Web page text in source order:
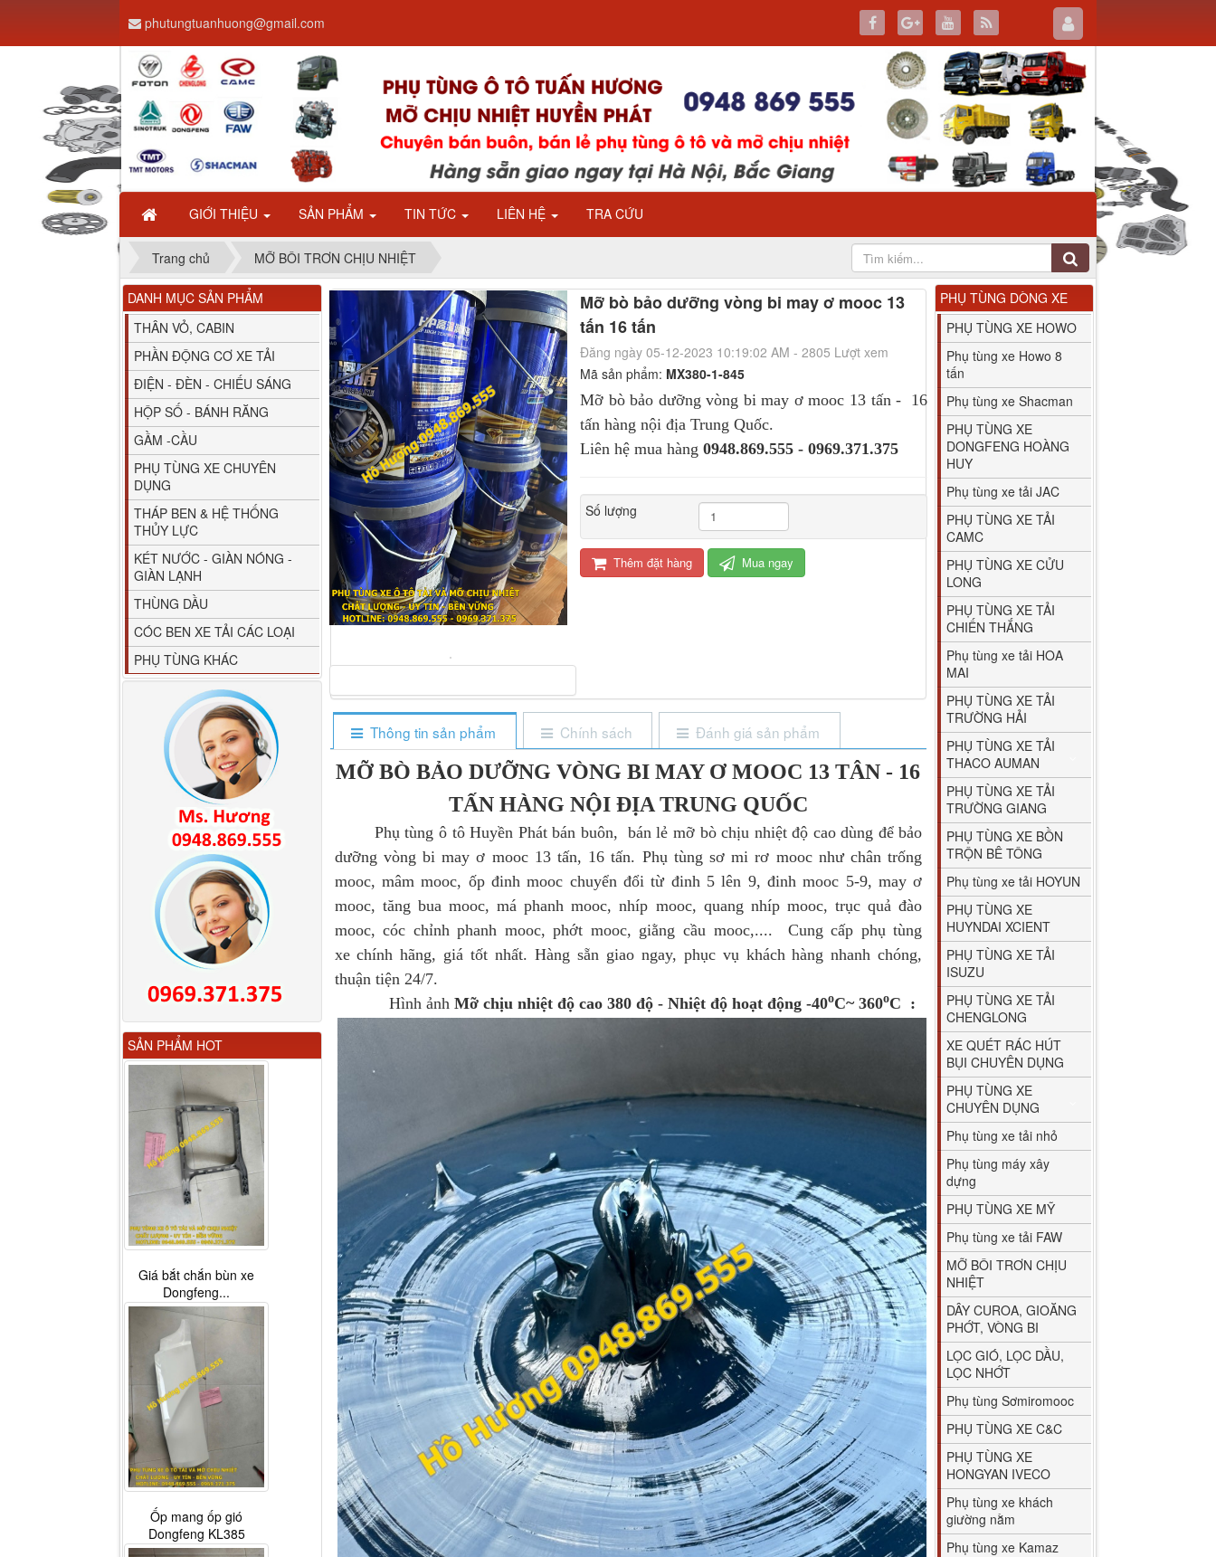
GIỚI THIỆU SẢN PHẨM TIN TỨC LIÊN HỆ TRA CỨU
phutungtuanhuong@gmail.com
Trang chủ MỠ BÔI TRƠN CHỊU NHIỆT
Mỡ bò bảo dưỡng vòng bi may ơ mooc 13
tấn 16 tấn
Đăng ngày 05-12-2023 10:19:02 AM - 2805 Lượt xem
Mã sản phẩm: MX380-1-845
Mỡ bò bảo dưỡng vòng bi may ơ mooc 13 tấn - 16
tấn hàng nội địa Trung Quốc.
Liên hệ mua hàng 0948.869.555 - 0969.371.375
Số lượng
Thêm đặt hàng Mua ngay
Thông tin sản phẩm Chính sách Đánh giá sản phẩm
MỠ BÒ BẢO DƯỠNG VÒNG BI MAY Ơ MOOC 13 TÂN - 16
TẤN HÀNG NỘI ĐỊA TRUNG QUỐC
Phụ tùng ô tô Huyền Phát bán buôn, bán lẻ mỡ bò chịu nhiệt độ cao dùng để bảo
dưỡng vòng bi may ơ mooc 13 tấn, 16 tấn. Phụ tùng sơ mi rơ mooc như chân trống
mooc, mâm mooc, ốp đinh mooc chuyển đổi từ đinh 5 lên 9, đinh mooc 5-9, may ơ
mooc, tăng bua mooc, má phanh mooc, nhíp mooc, quang nhíp mooc, trục quả đào
mooc, cóc chỉnh phanh mooc, phớt mooc, giằng cầu mooc,.... Cung cấp phụ tùng
xe chính hãng, giá tốt nhất. Hàng sẵn giao ngay, phục vụ khách hàng nhanh chóng,
thuận tiện 24/7.
Hình ảnh Mỡ chịu nhiệt độ cao 380 độ - Nhiệt độ hoạt động -40oC~ 360oC :
PHỤ TÙNG DÒNG XE
PHỤ TÙNG XE HOWO
Phụ tùng xe Howo 8
tấn
Phụ tùng xe Shacman
PHỤ TÙNG XE
DONGFENG HOÀNG
HUY
Phụ tùng xe tải JAC
PHỤ TÙNG XE TẢI
CAMC
PHỤ TÙNG XE CỬU
LONG
PHỤ TÙNG XE TẢI
CHIẾN THẮNG
Phụ tùng xe tải HOA
MAI
PHỤ TÙNG XE TẢI
TRƯỜNG HẢI
PHỤ TÙNG XE TẢI
THACO AUMAN
PHỤ TÙNG XE TẢI
TRƯỜNG GIANG
PHỤ TÙNG XE BỒN
TRỘN BÊ TÔNG
Phụ tùng xe tải HOYUN
PHỤ TÙNG XE
HUYNDAI XCIENT
PHỤ TÙNG XE TẢI
ISUZU
PHỤ TÙNG XE TẢI
CHENGLONG
XE QUÉT RÁC HÚT
BỤI CHUYÊN DỤNG
PHỤ TÙNG XE
CHUYÊN DỤNG
Phụ tùng xe tải nhỏ
Phụ tùng máy xây
dựng
PHỤ TÙNG XE MỸ
Phụ tùng xe tải FAW
MỠ BÔI TRƠN CHỊU
NHIỆT
DÂY CUROA, GIOĂNG
PHỚT, VÒNG BI
LỌC GIÓ, LỌC DẦU,
LỌC NHỚT
Phụ tùng Sơmiromooc
PHỤ TÙNG XE C&C
PHỤ TÙNG XE
HONGYAN IVECO
Phụ tùng xe khách
giường nằm
Phụ tùng xe Kamaz
DANH MỤC SẢN PHẨM
THÂN VỎ, CABIN
PHẦN ĐỘNG CƠ XE TẢI
ĐIỆN - ĐÈN - CHIẾU SÁNG
HỘP SỐ - BÁNH RĂNG
GẦM -CẦU
PHỤ TÙNG XE CHUYÊN
DỤNG
THÁP BEN & HỆ THỐNG
THỦY LỰC
KÉT NƯỚC - GIÀN NÓNG -
GIÀN LẠNH
THÙNG DẦU
CÓC BEN XE TẢI CÁC LOẠI
PHỤ TÙNG KHÁC
SẢN PHẨM HOT
Dây ga CAMC H08 dài
2.68m
Bình nước phụ
Chenglong hải âu...
80YHCB-60 Bơm xăng
dầu 60m3/h...
M4610162101A0 Tapbi
cửa Thaco...
Gương chiếu hậu FAW
JH6 có sấy...
Giá bắt chắn bùn xe
Dongfeng...
Ốp mang ốp gió
Dongfeng KL385